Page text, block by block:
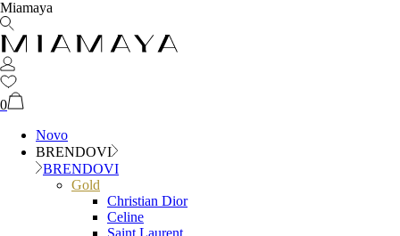
Miamaya
0
Novo
BRENDOVI
BRENDOVI
Gold
Christian Dior
Celine
Saint Laurent